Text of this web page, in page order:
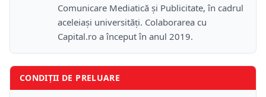
Comunicare Mediatică și Publicitate, în cadrul
aceleiași universități. Colaborarea cu
Capital.ro a început în anul 2019.
CONDIȚII DE PRELUARE